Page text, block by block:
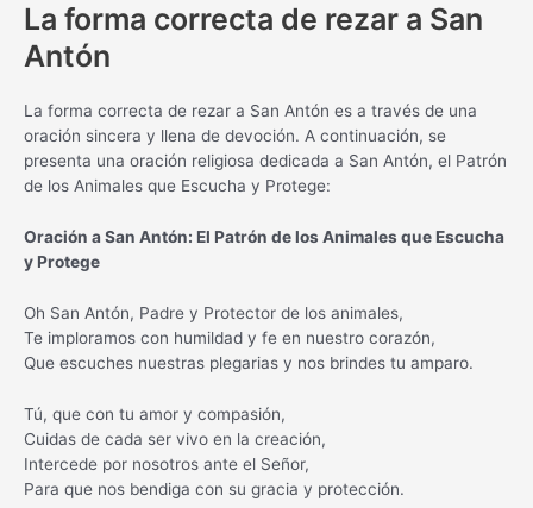
La forma correcta de rezar a San
Antón
La forma correcta de rezar a San Antón es a través de una
oración sincera y llena de devoción. A continuación, se
presenta una oración religiosa dedicada a San Antón, el Patrón
de los Animales que Escucha y Protege:
Oración a San Antón: El Patrón de los Animales que Escucha
y Protege
Oh San Antón, Padre y Protector de los animales,
Te imploramos con humildad y fe en nuestro corazón,
Que escuches nuestras plegarias y nos brindes tu amparo.
Tú, que con tu amor y compasión,
Cuidas de cada ser vivo en la creación,
Intercede por nosotros ante el Señor,
Para que nos bendiga con su gracia y protección.